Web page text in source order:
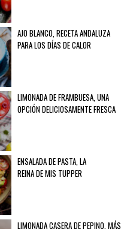
AJO BLANCO, RECETA ANDALUZA
PARA LOS DÍAS DE CALOR
LIMONADA DE FRAMBUESA, UNA
OPCIÓN DELICIOSAMENTE FRESCA
ENSALADA DE PASTA, LA
REINA DE MIS TUPPER
LIMONADA CASERA DE PEPINO, MÁS